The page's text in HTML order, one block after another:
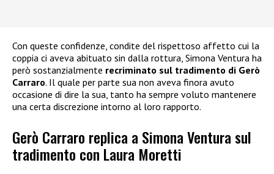
Con queste confidenze, condite del rispettoso affetto cui la
coppia ci aveva abituato sin dalla rottura, Simona Ventura ha
però sostanzialmente recriminato sul tradimento di Gerò
Carraro. Il quale per parte sua non aveva finora avuto
occasione di dire la sua, tanto ha sempre voluto mantenere
una certa discrezione intorno al loro rapporto.
Gerò Carraro replica a Simona Ventura sul
tradimento con Laura Moretti